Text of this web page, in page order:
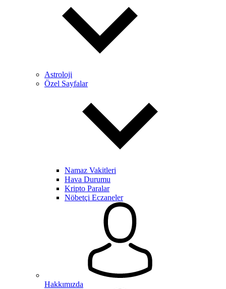
Astroloji
Özel Sayfalar
Namaz Vakitleri
Hava Durumu
Kripto Paralar
Nöbetçi Eczaneler
Hakkımızda